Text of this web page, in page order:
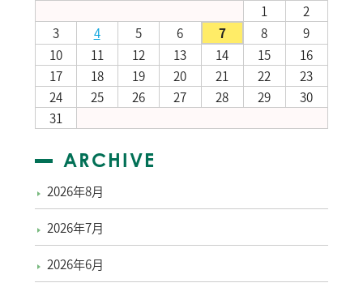
1
2
3
4 5 6 7 8
9
10
11 12 13 14 15
16
17
18 19 20 21 22
23
24
25 26 27 28 29
30
31
ARCHIVE
2026年8月
2026年7月
2026年6月